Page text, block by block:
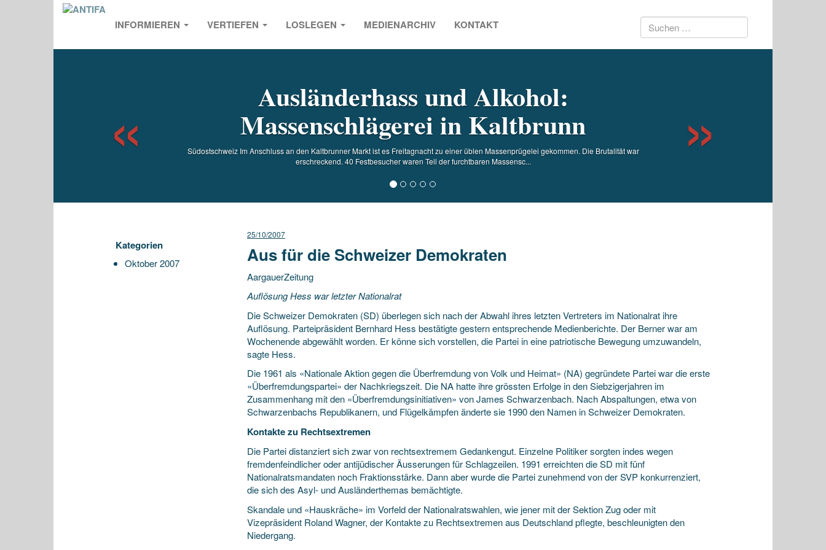
INFORMIEREN VERTIEFEN LOSLEGEN MEDIENARCHIV KONTAKT Suchen
Ausländerhass und Alkohol:
Massenschlägerei in Kaltbrunn
Südostschweiz Im Anschluss an den Kaltbrunner Markt ist es Freitagnacht zu einer üblen Massenprügelei gekommen. Die Brutalität war
erschreckend. 40 Festbesucher waren Teil der furchtbaren Massensc...
Previous
Kategorien
Oktober 2007
25/10/2007
Aus für die Schweizer Demokraten
AargauerZeitung
Auflösung Hess war letzter Nationalrat
Die Schweizer Demokraten (SD) überlegen sich nach der Abwahl ihres letzten Vertreters im Nationalrat ihre
Auflösung. Parteipräsident Bernhard Hess bestätigte gestern entsprechende Medienberichte. Der Bernerwar am
Wochenende abgewählt worden. Er könne sich vorstellen, die Partei in eine patriotische Bewegung umzuwandeln,
sagte Hess.
Die 1961 als «Nationale Aktion gegen die Überfremdung von Volk und Heimat» (NA) gegründete Partei war die erste
«Überfremdungspartei» der Nachkriegszeit. Die NA hatte ihre grössten Erfolge in den Siebzigerjahren im
Zusammenhang mit den «Überfremdungsinitiativen» von James Schwarzenbach. Nach Abspaltungen, etwa von
Schwarzenbachs Republikanern, und Flügelkämpfen änderte sie 1990 den Namen in Schweizer Demokraten.
Kontakte zu Rechtsextremen
Die Partei distanziert sich zwar von rechtsextremem Gedankengut. Einzelne Politiker sorgten indes wegen
fremdenfeindlicher oder antijüdischer Äusserungen für Schlagzeilen. 1991 erreichten die SD mit fünf
Nationalratsmandaten noch Fraktionsstärke. Dann aber wurde die Partei zunehmend von der SVP konkurrenziert,
die sich des Asyl- und Ausländerthemas bemächtigte.
Skandale und «Hauskräche» im Vorfeld der Nationalratswahlen, wie jener mit der Sektion Zug oder mit
Vizepräsident Roland Wagner, der Kontakte zu Rechtsextremen aus Deutschland pflegte, beschleunigten den
Niedergang.